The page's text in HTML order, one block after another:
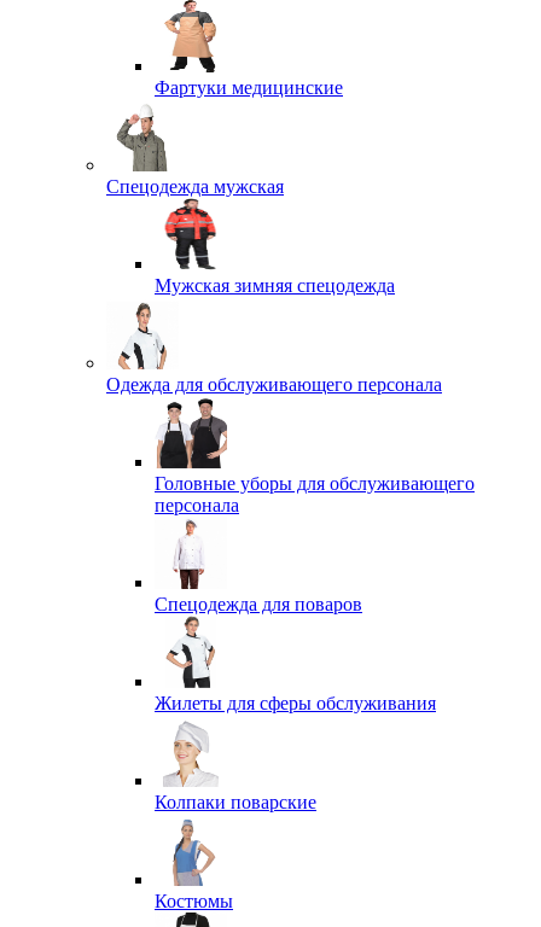
Фартуки медицинские
Спецодежда мужская
Мужская зимняя спецодежда
Одежда для обслуживающего персонала
Головные уборы для обслуживающего
персонала
Спецодежда для поваров
Жилеты для сферы обслуживания
Колпаки поварские
Костюмы